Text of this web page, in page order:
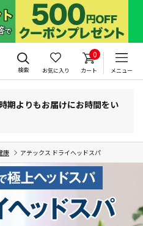
検索 お気に入り
0
カート メニュー
期よりもお届けにお時間をい
康 アテックス ドライヘッドスパ